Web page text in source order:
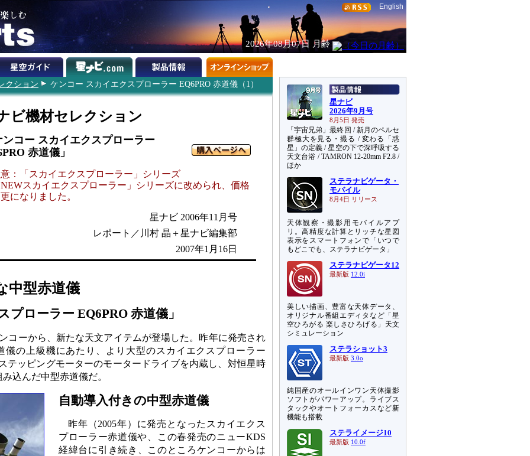
English
2026年08月07日 月齢
クション ケンコー スカイエクスプローラー EQ6PRO 赤道儀（1）
ビ機材セレクション
ンコー スカイエクスプローラー
赤道儀」
：「スカイエクスプローラー」シリーズ
スカイエクスプローラー」シリーズに改められ、価格
になりました。
星ナビ 2006年11月号
レポート／川村 晶＋星ナビ編集部
2007年1月16日
中型赤道儀
ローラー EQ6PRO 赤道儀」
コーから、新たな天文アイテムが登場した。昨年に発売され
儀の上級機にあたり、より大型のスカイエクスプローラー
テッピングモーターのモータードライブを内蔵し、対恒星時
込んだ中型赤道儀だ。
自動導入付きの中型赤道儀
昨年（2005年）に発売となったスカイエクス
プローラー赤道儀や、この春発売のニューKDS
経緯台に引き続き、このところケンコーからは
星ナビ
2026年9月号
8月5日 発売
「宇宙兄弟」最終回 / 新月のペルセ
群極大を見る・撮る / 変わる「惑
星」の定義 / 星空の下で深呼吸する
天文台浴 / TAMRON 12-20mm F2.8 /
ほか
ステラナビゲータ・
モバイル
8月4日 リリース
天体観察・撮影用モバイルアプ
リ。高精度な計算とリッチな星図
表示をスマートフォンで「いつで
もどこでも、ステラナビゲータ」
ステラナビゲータ12
最新版 12.0i
美しい描画、豊富な天体データ、
オリジナル番組エディタなど「星
空ひろがる 楽しさひろげる」天文
シミュレーション
ステラショット3
最新版 3.0o
純国産のオールインワン天体撮影
ソフトがパワーアップ。ライブス
タックやオートフォーカスなど新
機能も搭載
ステライメージ10
最新版 10.0f